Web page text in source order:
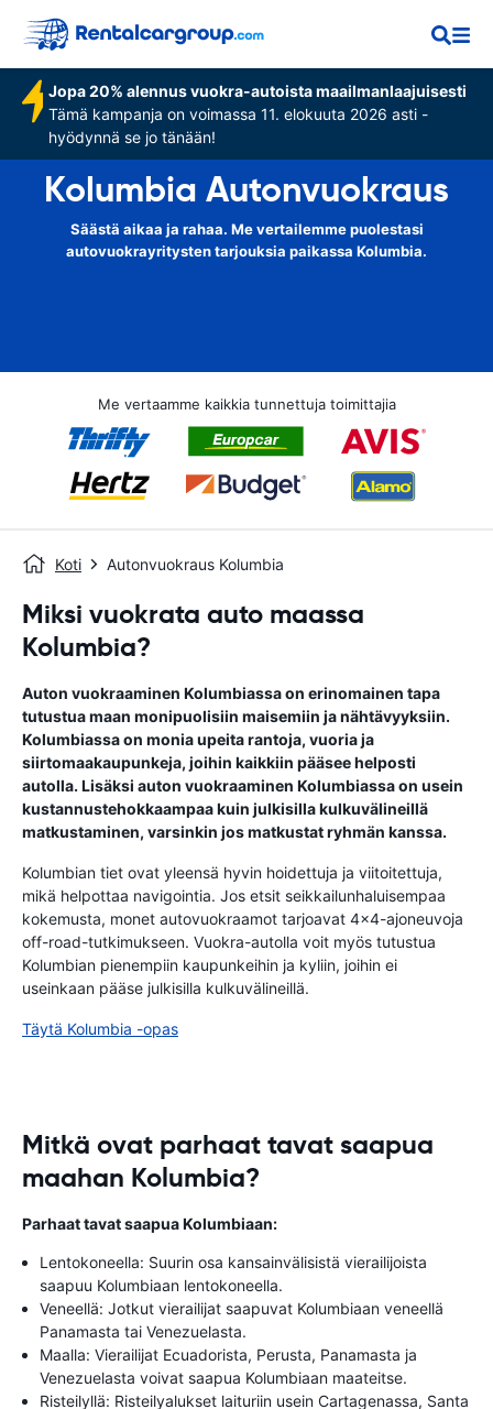
Jopa 20% alennus vuokra-autoista maailmanlaajuisesti
Tämä kampanja on voimassa 11. elokuuta 2026 asti -
hyödynnä se jo tänään!
Kolumbia Autonvuokraus
Säästä aikaa ja rahaa. Me vertailemme puolestasi
autovuokrayritysten tarjouksia paikassa Kolumbia.
Me vertaamme kaikkia tunnettuja toimittajia
Koti Autonvuokraus Kolumbia
Miksi vuokrata auto maassa
Kolumbia?
Auton vuokraaminen Kolumbiassa on erinomainen tapa
tutustua maan monipuolisiin maisemiin ja nähtävyyksiin.
Kolumbiassa on monia upeita rantoja, vuoria ja
siirtomaakaupunkeja, joihin kaikkiin pääsee helposti
autolla. Lisäksi auton vuokraaminen Kolumbiassa on usein
kustannustehokkaampaa kuin julkisilla kulkuvälineillä
matkustaminen, varsinkin jos matkustat ryhmän kanssa.
Kolumbian tiet ovat yleensä hyvin hoidettuja ja viitoitettuja,
mikä helpottaa navigointia. Jos etsit seikkailunhaluisempaa
kokemusta, monet autovuokraamot tarjoavat 4x4-ajoneuvoja
off-road-tutkimukseen. Vuokra-autolla voit myös tutustua
Kolumbian pienempiin kaupunkeihin ja kyliin, joihin ei
useinkaan pääse julkisilla kulkuvälineillä.
Täytä Kolumbia -opas
Mitkä ovat parhaat tavat saapua
maahan Kolumbia?
Parhaat tavat saapua Kolumbiaan:
Lentokoneella: Suurin osa kansainvälisistä vierailijoista
saapuu Kolumbiaan lentokoneella.
Veneellä: Jotkut vierailijat saapuvat Kolumbiaan veneellä
Panamasta tai Venezuelasta.
Maalla: Vierailijat Ecuadorista, Perusta, Panamasta ja
Venezuelasta voivat saapua Kolumbiaan maateitse.
Risteilyllä: Risteilyalukset laituriin usein Cartagenassa, Santa